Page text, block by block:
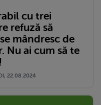
cu trei
refuză să
mândresc de
Nu ai cum să te
22.08.2024